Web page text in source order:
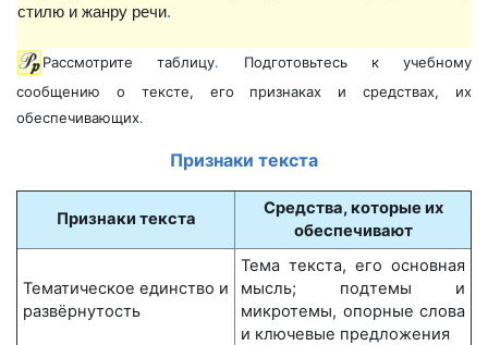
стилю и жанру речи.
Рассмотрите таблицу. Подготовьтесь к учебному
сообщению о тексте, его признаках и средствах, их
обеспечивающих.
Признаки текста
Признаки текста
Средства, которые их
обеспечивают
Тематическое единство и
развёрнутость
Тема текста, его основная
мысль; подтемы и
микротемы, опорные слова
и ключевые предложения